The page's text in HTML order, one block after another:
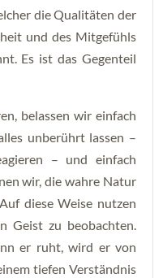
die Qualitäten der
und des Mitgefühls
Es ist das Gegenteil
belassen wir einfach
unberührt lassen –
– und einfach
wir, die wahre Natur
diese Weise nutzen
Geist zu beobachten.
er ruht, wird er von
tiefen Verständnis